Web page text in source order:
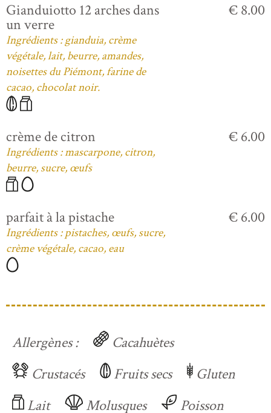
Gianduiotto 12 arches dans
un verre
Ingrédients : gianduia, crème
végétale, lait, beurre, amandes,
noisettes du Piémont, farine de
cacao, chocolat noir.
€ 8.00
crème de citron
Ingrédients : mascarpone, citron,
beurre, sucre, œufs
€ 6.00
parfait à la pistache
Ingrédients : pistaches, œufs, sucre,
crème végétale, cacao, eau
€ 6.00
Allergènes :
Cacahuètes
Crustacés
Fruits secs
Gluten
Lait
Molusques Poisson